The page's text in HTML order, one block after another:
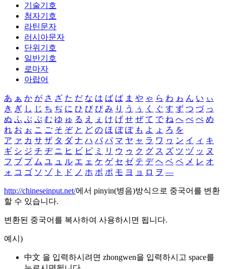
기술기호
첨자기호
라틴문자
러시아문자
단위기호
일반기호
로마자
아랍어
あ ぁ か が さ ざ た だ な は ば ぱ ま や ゃ ら わ ゎ ん い ぃ
き ぎ し じ ち ぢ に ひ び ぴ み り う ぅ く ぐ す ず つ づ っ
ぬ ふ ぶ ぷ む ゆ ゅ る え ぇ け げ せ ぜ て で ね へ べ ぺ め
れ お ぉ こ ご そ ぞ と ど の ほ ぼ ぽ も よ ょ ろ を
ア ァ カ サ ザ タ ダ ナ ハ バ パ マ ヤ ャ ラ ワ ヮ ン イ ィ キ
ギ シ ジ チ ヂ ニ ヒ ビ ピ ミ リ ウ ゥ ク グ ス ズ ツ ヅ ッ ヌ
フ ブ プ ム ユ ュ ル エ ェ ケ ゲ セ ゼ テ デ ヘ ベ ペ メ レ オ
ォ コ ゴ ソ ゾ ト ド ノ ホ ボ ポ モ ヨ ョ ロ ヲ ―
http://chineseinput.net/에서 pinyin(병음)방식으로 중국어를 변환
할 수 있습니다.
변환된 중국어를 복사하여 사용하시면 됩니다.
예시)
中文 을 입력하시려면 zhongwen을 입력하시고 space를